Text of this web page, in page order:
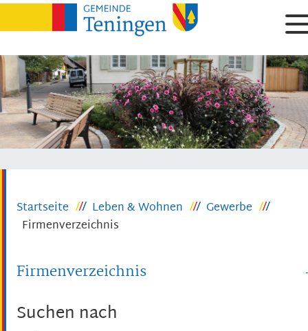
Startseite Leben & Wohnen
Gewerbe
Firmenverzeichnis
Firmenverzeichnis
Suchen nach